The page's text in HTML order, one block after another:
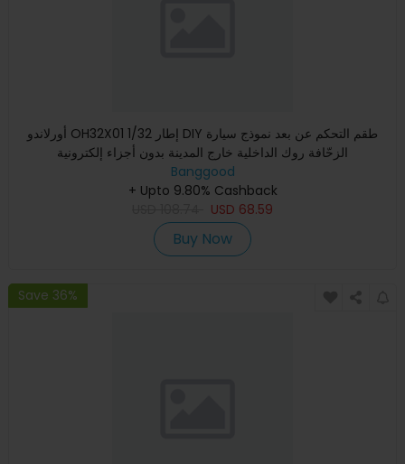
أورلاندو OH32X01 1/32 إطار DIY طقم التحكم عن بعد نموذج سيارة
الزحّافة روك الداخلية خارج المدينة بدون أجزاء إلكترونية
Banggood
+ Upto 9.80% Cashback
USD 68.59
Buy Now
Save 36%